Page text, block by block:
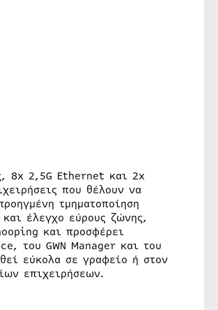
8x 2,5G Ethernet και 2x
που θέλουν να
τμηματοποίηση
και έλεγχο εύρους ζώνης,
και προσφέρει
του GWN Manager και του
εύκολα σε γραφείο ή στον
επιχειρήσεων.